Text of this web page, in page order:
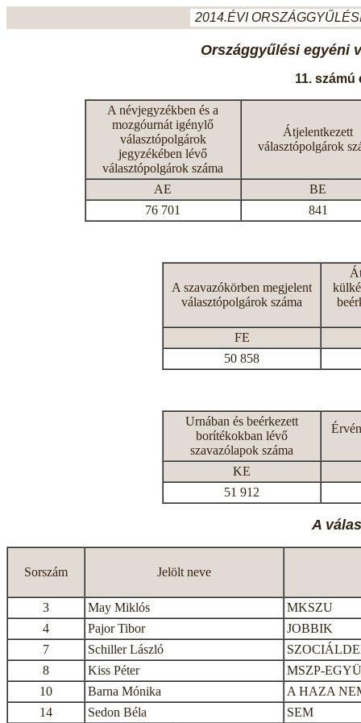
2014.ÉVI
Országgyűlési egyéni
11.
A névjegyzékben és a
mozgóurnát igénylő
választópolgárok
jegyzékében lévő
választópolgárok száma
Átjelentkezett
választópolgárok
AE
BE
76 701
841
A szavazókörben megjelent
választópolgárok száma
FE
50 858
Urnában és beérkezett
borítékokban lévő
szavazólapok száma
KE
51 912
A
Sorszám Jelölt neve
3 May Miklós
MKSZU
4
Pajor Tibor
JOBBIK
7
Schiller László
8
Kiss Péter
MSZP-
10
Barna Mónika
A HAZA
14
Sedon Béla
SEM